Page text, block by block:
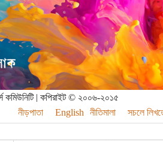
কমিউনিটি | কপিরাইট © ২০০৬-২০১৫
নীড়পাতা
English নীতিমালা সচলে